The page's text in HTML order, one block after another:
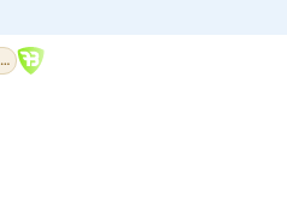
2022, 2021, 2018